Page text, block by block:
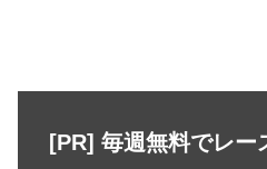
[PR] 毎週無料でレー